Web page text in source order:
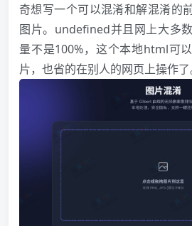
奇想写一个可以混淆和解混淆的
图片。undefined并且网上大多
量不是100%，这个本地html可
片，也省的在别人的网页上操作了